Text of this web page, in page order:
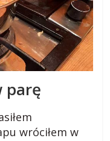
parę
wróciłem w